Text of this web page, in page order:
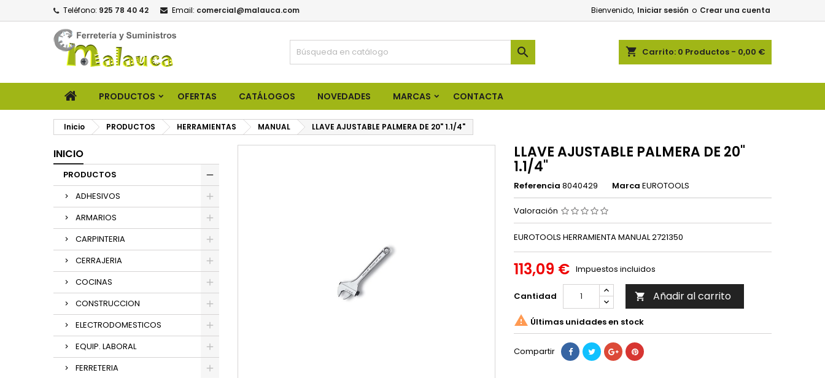
Teléfono: 925 78 40 42 Email: comercial@malauca.com Bienvenido, Iniciar sesión o Crear una cuenta
shopping_cart Carrito: 0 Productos - 0,00 €

PRODUCTOS OFERTAS CATÁLOGOS NOVEDADES MARCAS CONTACTA
Inicio PRODUCTOS HERRAMIENTAS MANUAL LLAVE AJUSTABLE PALMERA DE 20" 1.1/4"
INICIO
PRODUCTOS
ADHESIVOS
ARMARIOS
CARPINTERIA
CERRAJERIA
COCINAS
CONSTRUCCION
ELECTRODOMESTICOS
EQUIP. LABORAL
FERRETERIA
LLAVE AJUSTABLE PALMERA DE 20"
1.1/4"
Referencia 8040429 Marca EUROTOOLS
Valoración
EUROTOOLS HERRAMIENTA MANUAL 2721350
113,09 € Impuestos incluidos
Cantidad  Añadir al carrito
 Últimas unidades en stock
Compartir